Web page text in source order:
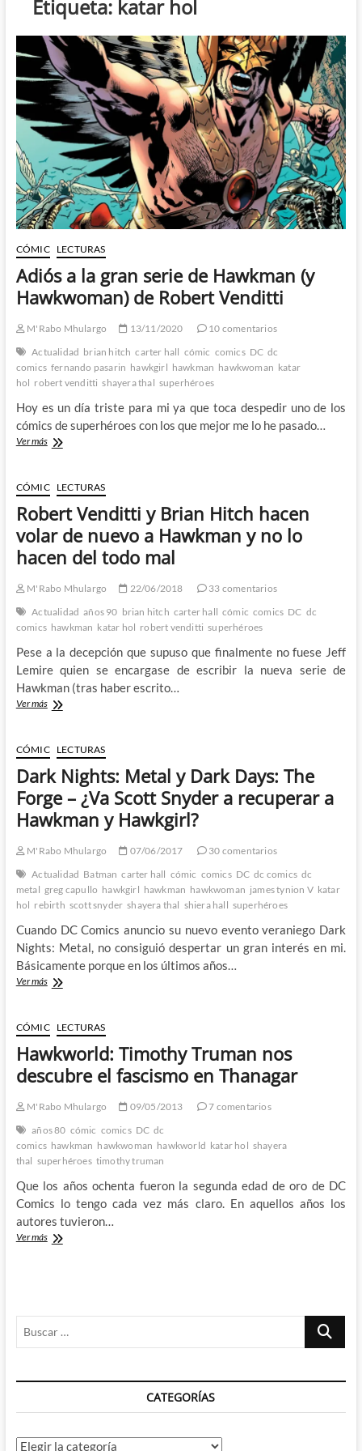
Etiqueta: katar hol
CÓMIC LECTURAS
Adiós a la gran serie de Hawkman (y
Hawkwoman) de Robert Venditti
M'Rabo Mhulargo 13/11/2020
10 comentarios
Actualidad brian hitch carter hall cómic comics DC dc
comics fernando pasarin hawkgirl hawkman hawkwoman katar
hol robert venditti shayera thal superhéroes
Hoy es un día triste para mi ya que toca despedir uno de los
cómics de superhéroes con los que mejor me lo he pasado…
Ver másAdiós
gran
serie
de
Hawkman
(y
Hawkwoman)
Robert
CÓMIC LECTURAS
Robert Venditti y Brian Hitch hacen
volar de nuevo a Hawkman y no lo
hacen del todo mal
M'Rabo Mhulargo 22/06/2018
33 comentarios
Actualidad años 90 brian hitch carter hall cómic comics DC dc
comics hawkman katar hol robert venditti superhéroes
Pese a la decepción que supuso que finalmente no fuese Jeff
Lemire quien se encargase de escribir la nueva serie de
Hawkman (tras haber escrito…
Ver másRobert
Brian
Hitch
hacen
de
nuevo
Hawkman
no
lo
hacen
todo
mal
CÓMIC LECTURAS
Dark Nights: Metal y Dark Days: The
Forge – ¿Va Scott Snyder a recuperar a
Hawkman y Hawkgirl?
M'Rabo Mhulargo 07/06/2017
30 comentarios
Actualidad Batman carter hall cómic comics DC dc comics dc
metal greg capullo hawkgirl hawkman hawkwoman james tynion V katar
hol rebirth scott snyder shayera thal shiera hall superhéroes
Cuando DC Comics anuncio su nuevo evento veraniego Dark
Nights: Metal, no consiguió despertar un gran interés en mi.
Básicamente porque en los últimos años…
Ver másDark
y
Dark
Days:
Forge
¿Va
Scott
Snyder
recuperar
a
Hawkman
Hawkgirl?
CÓMIC LECTURAS
Hawkworld: Timothy Truman nos
descubre el fascismo en Thanagar
M'Rabo Mhulargo 09/05/2013
7 comentarios
años 80 cómic comics DC dc
comics hawkman hawkwoman hawkworld katar hol shayera
thal superhéroes timothy truman
Que los años ochenta fueron la segunda edad de oro de DC
Comics lo tengo cada vez más claro. En aquellos años los
autores tuvieron…
Ver másHawkworld:
en
Buscar
CATEGORÍAS
Categorías